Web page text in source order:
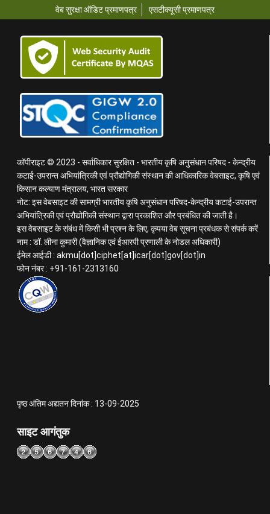
वेब सुरक्षा ऑडिट प्रमाणपत्र
एसटीक्यूसी प्रमाणपत्र
कॉपीराइट © 2023 - सर्वाधिकार सुरक्षित - भारतीय कृषि अनुसंधान परिषद - केन्द्रीय
कटाई-उपरान्त अभियांत्रिकी एवं प्रौद्योगिकी संस्थान की आधिकारिक वेबसाइट, कृषि एवं
किसान कल्याण मंत्रालय, भारत सरकार
नोट: इस वेबसाइट की सामग्री भारतीय कृषि अनुसंधान परिषद-केन्द्रीय कटाई-उपरान्त
अभियांत्रिकी एवं प्रौद्योगिकी संस्थान द्वारा प्रकाशित और प्रबंधित की जाती है।
इस वेबसाइट के संबंध में किसी भी प्रश्न के लिए, कृपया वेब सूचना प्रबंधक से संपर्क करें
नाम : डॉ. लीना कुमारी (वैज्ञानिक एवं ईआरपी प्रणाली के नोडल अधिकारी)
ईमेल आईडी : akmu[dot]ciphet[at]icar[dot]gov[dot]in
फोन नंबर : +91-161-2313160
पृष्ठ अंतिम अद्यतन दिनांक : 13-09-2025
साइट आगंतुक